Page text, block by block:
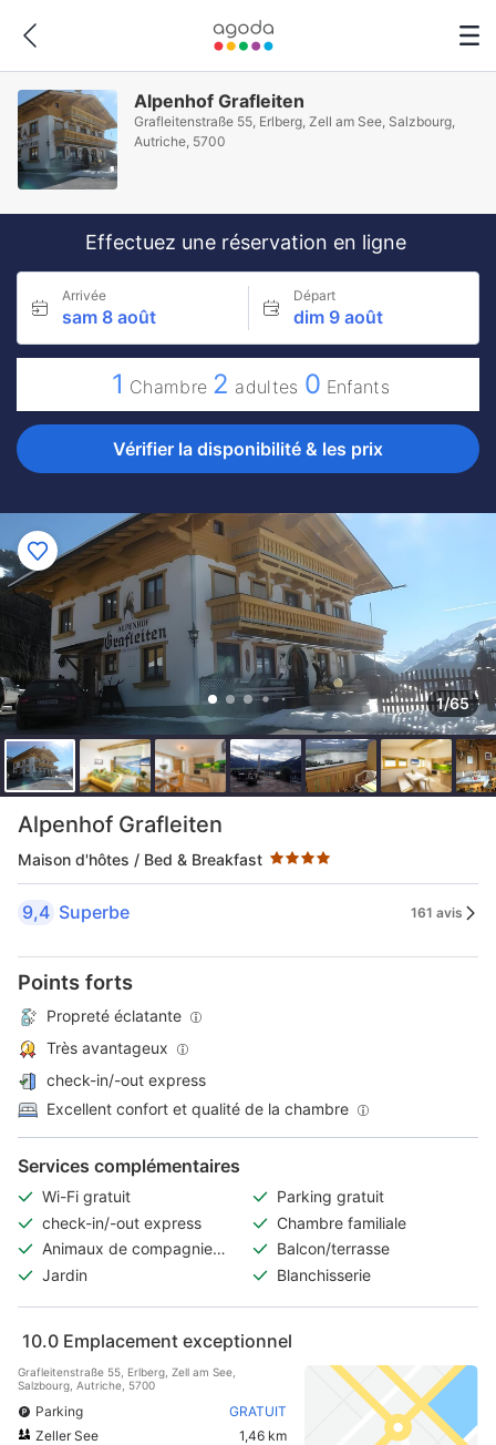
Alpenhof Grafleiten
Grafleitenstraße 55, Erlberg, Zell am See, Salzbourg,
Autriche, 5700
Effectuez une réservation en ligne
Arrivée
sam 8 août
Départ
dim 9 août
1 Chambre 2 adultes 0 Enfants
Vérifier la disponibilité & les prix
1/65
Alpenhof Grafleiten
Maison d'hôtes / Bed & Breakfast
4 étoiles au classement par étoile
9,4 Superbe 161 avis
Points forts
Propreté éclatante
Très avantageux
check-in/-out express
Excellent confort et qualité de la chambre
Services complémentaires
Wi-Fi gratuit
Parking gratuit
check-in/-out express
Chambre familiale
Animaux de compagnie
acceptés
Balcon/terrasse
Jardin
Blanchisserie
10.0 Emplacement exceptionnel
Grafleitenstraße 55, Erlberg, Zell am See,
Salzbourg, Autriche, 5700
Parking
GRATUIT
Zeller See
1,46 km